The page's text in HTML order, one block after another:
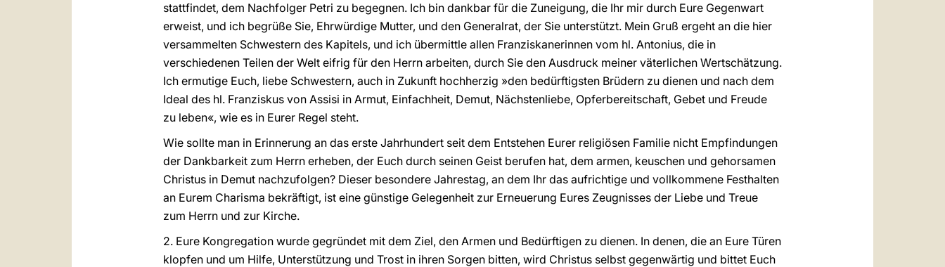
stattfindet, dem Nachfolger Petri zu begegnen. Ich bin dankbar für die Zuneigung, die Ihr mir durch Eure Gegenwart
erweist, und ich begrüße Sie, Ehrwürdige Mutter, und den Generalrat, der Sie unterstützt. Mein Gruß ergeht an die hier
versammelten Schwestern des Kapitels, und ich übermittle allen Franziskanerinnen vom hl. Antonius, die in
verschiedenen Teilen der Welt eifrig für den Herrn arbeiten, durch Sie den Ausdruck meiner väterlichen Wertschätzung.
Ich ermutige Euch, liebe Schwestern, auch in Zukunft hochherzig »den bedürftigsten Brüdern zu dienen und nach dem
Ideal des hl. Franziskus von Assisi in Armut, Einfachheit, Demut, Nächstenliebe, Opferbereitschaft, Gebet und Freude
zu leben«, wie es in Eurer Regel steht.
Wie sollte man in Erinnerung an das erste Jahrhundert seit dem Entstehen Eurer religiösen Familie nicht Empfindungen
der Dankbarkeit zum Herrn erheben, der Euch durch seinen Geist berufen hat, dem armen, keuschen und gehorsamen
Christus in Demut nachzufolgen? Dieser besondere Jahrestag, an dem Ihr das aufrichtige und vollkommene Festhalten
an Eurem Charisma bekräftigt, ist eine günstige Gelegenheit zur Erneuerung Eures Zeugnisses der Liebe und Treue
zum Herrn und zur Kirche.
2. Eure Kongregation wurde gegründet mit dem Ziel, den Armen und Bedürftigen zu dienen. In denen, die an Eure Türen
klopfen und um Hilfe, Unterstützung und Trost in ihren Sorgen bitten, wird Christus selbst gegenwärtig und bittet Euch